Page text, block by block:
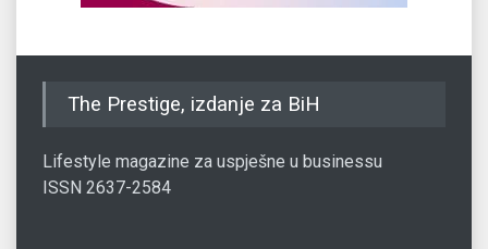
The Prestige, izdanje za BiH
Lifestyle magazine za uspješne u businessu
ISSN 2637-2584